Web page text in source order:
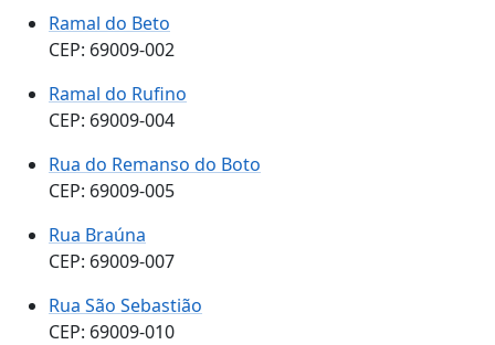
Ramal do Beto
CEP: 69009-002
Ramal do Rufino
CEP: 69009-004
Rua do Remanso do Boto
CEP: 69009-005
Rua Braúna
CEP: 69009-007
Rua São Sebastião
CEP: 69009-010